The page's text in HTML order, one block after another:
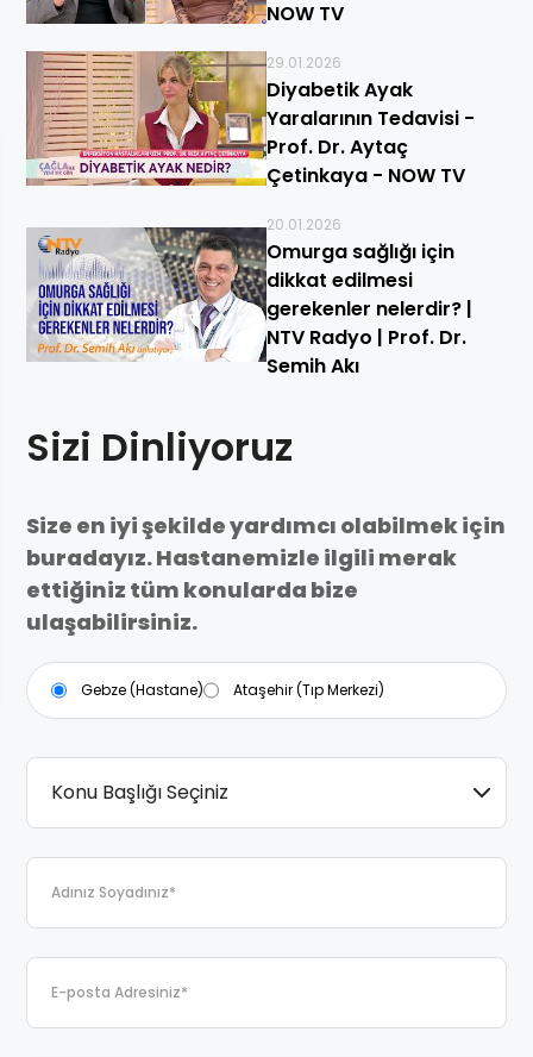
NOW TV
29.01.2026
Diyabetik Ayak
Yaralarının Tedavisi -
Prof. Dr. Aytaç
Çetinkaya - NOW TV
20.01.2026
Omurga sağlığı için
dikkat edilmesi
gerekenler nelerdir? |
NTV Radyo | Prof. Dr.
Semih Akı
Sizi Dinliyoruz
Size en iyi şekilde yardımcı olabilmek için
buradayız. Hastanemizle ilgili merak
ettiğiniz tüm konularda bize
ulaşabilirsiniz.
Gebze (Hastane) Ataşehir (Tıp Merkezi)
Konu Başlığı Seçiniz